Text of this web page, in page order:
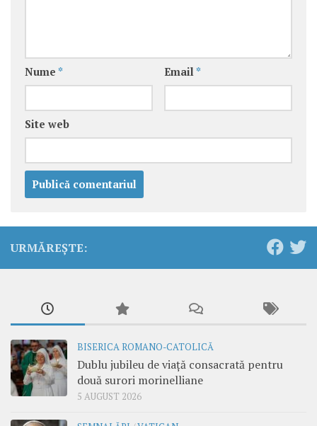
Nume * Email *
Site web
URMĂREȘTE:
BISERICA ROMANO-CATOLICĂ
Dublu jubileu de viață consacrată pentru
două surori morinelliane
5 AUGUST 2026